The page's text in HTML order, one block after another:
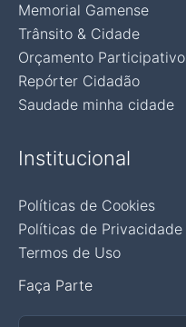
Memorial Gamense
Trânsito & Cidade
Orçamento Participativo
Repórter Cidadão
Saudade minha cidade
Institucional
Políticas de Cookies
Políticas de Privacidade
Termos de Uso
Faça Parte